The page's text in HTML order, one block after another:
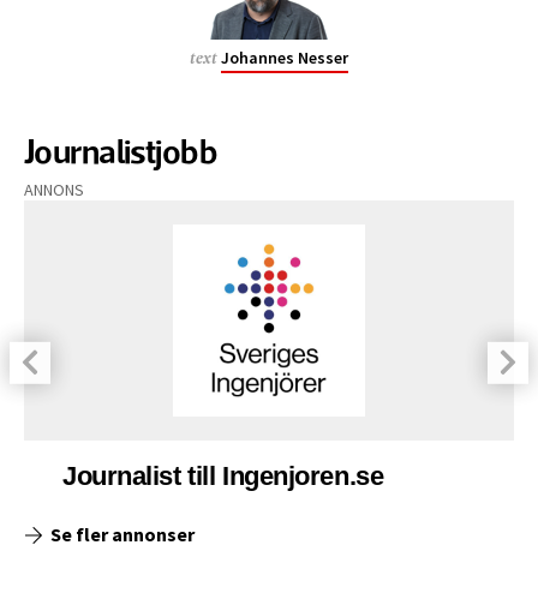
text Johannes Nesser
Journalistjobb
ANNONS
Journalist till Ingenjoren.se
Se fler annonser